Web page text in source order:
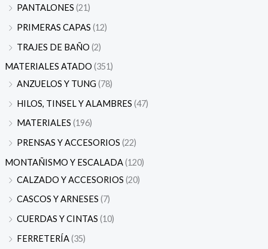
PANTALONES (21)
PRIMERAS CAPAS (12)
TRAJES DE BAÑO (2)
MATERIALES ATADO (351)
ANZUELOS Y TUNG (78)
HILOS, TINSEL Y ALAMBRES (47)
MATERIALES (196)
PRENSAS Y ACCESORIOS (22)
MONTAÑISMO Y ESCALADA(120)
CALZADO Y ACCESORIOS (20)
CASCOS Y ARNESES (7)
CUERDAS Y CINTAS (10)
FERRETERÍA(35)